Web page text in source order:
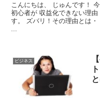
こんにちは、 じゅんです！
初心者が 収益化できない理
す。 ズバリ！その理由とは・
ビジネス